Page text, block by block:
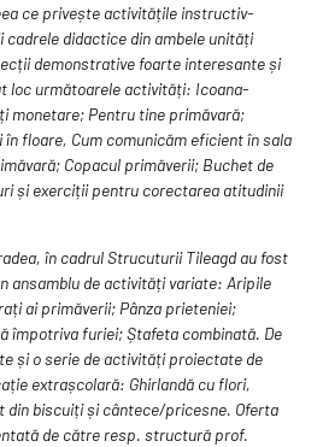
ce privește activitățile instructiv-
didactice din ambele unități
demonstrative foarte interesante și
loc următoarele activități: Icoana-
monetare; Pentru tine primăvară;
floare, Cum comunicăm eficient în sala
Copacul primăverii; Buchet de
și exerciții pentru corectarea atitudinii
în cadrul Strucuturii Tileagd au fost
ansamblu de activități variate: Aripile
ai primăverii; Pânza prieteniei;
împotriva furiei; Ștafeta combinată. De
și o serie de activități proiectate de
extrașcolară: Ghirlandă cu flori,
din biscuiți și cântece/pricesne. Oferta
de către resp. structură prof.